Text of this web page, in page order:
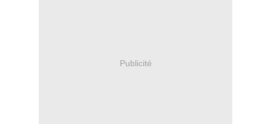
Publicité